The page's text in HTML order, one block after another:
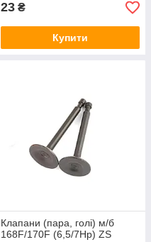
23 ₴
Купити
Клапани (пара, голі) м/б
168F/170F (6,5/7Hp) ZS